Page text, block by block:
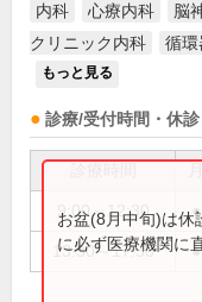
内科 心療内科 脳
クリニック内科
循環
もっと見る
診療/受付時間・休診
9:00～12:30 ●
13:30～17:30 ●
お盆(8月中旬)は休
に必ず医療機関に